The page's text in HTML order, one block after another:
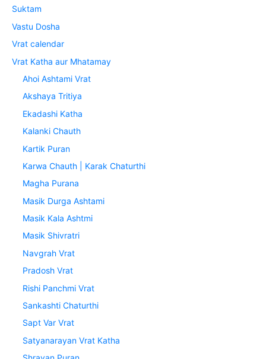
Suktam
Vastu Dosha
Vrat calendar
Vrat Katha aur Mhatamay
Ahoi Ashtami Vrat
Akshaya Tritiya
Ekadashi Katha
Kalanki Chauth
Kartik Puran
Karwa Chauth | Karak Chaturthi
Magha Purana
Masik Durga Ashtami
Masik Kala Ashtmi
Masik Shivratri
Navgrah Vrat
Pradosh Vrat
Rishi Panchmi Vrat
Sankashti Chaturthi
Sapt Var Vrat
Satyanarayan Vrat Katha